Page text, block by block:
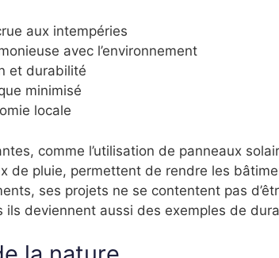
aux intempéries
avec l’environnement
et durabilité
minimisé
locale
comme l’utilisation de panneaux
de pluie, permettent de rendre les
ses projets ne se contentent pas
ils deviennent aussi des exemples de